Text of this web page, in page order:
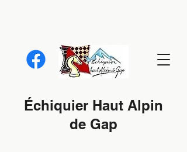
Échiquier Haut Alpin
de Gap